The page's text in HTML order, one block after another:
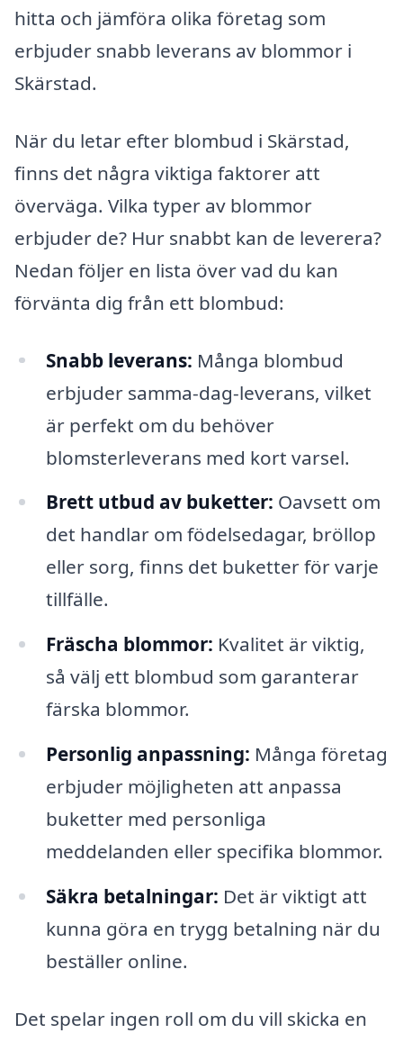
hitta och jämföra olika företag som
erbjuder snabb leverans av blommor i
Skärstad.
När du letar efter blombud i Skärstad,
finns det några viktiga faktorer att
överväga. Vilka typer av blommor
erbjuder de? Hur snabbt kan de leverera?
Nedan följer en lista över vad du kan
förvänta dig från ett blombud:
Snabb leverans: Många blombud
erbjuder samma-dag-leverans, vilket
är perfekt om du behöver
blomsterleverans med kort varsel.
Brett utbud av buketter: Oavsett om
det handlar om födelsedagar, bröllop
eller sorg, finns det buketter för varje
tillfälle.
Fräscha blommor: Kvalitet är viktig,
så välj ett blombud som garanterar
färska blommor.
Personlig anpassning: Många företag
erbjuder möjligheten att anpassa
buketter med personliga
meddelanden eller specifika blommor.
Säkra betalningar: Det är viktigt att
kunna göra en trygg betalning när du
beställer online.
Det spelar ingen roll om du vill skicka en